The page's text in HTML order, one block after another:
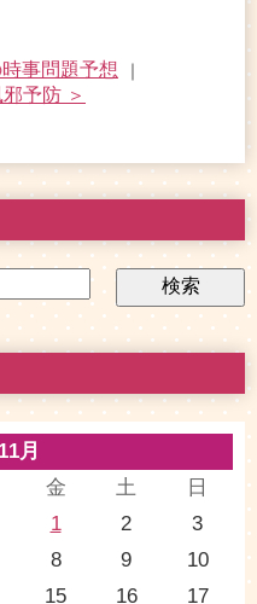
事問題予想 ｜
予防 ＞
月
金 土 日
1 2
3
8 9
10
15 16
17